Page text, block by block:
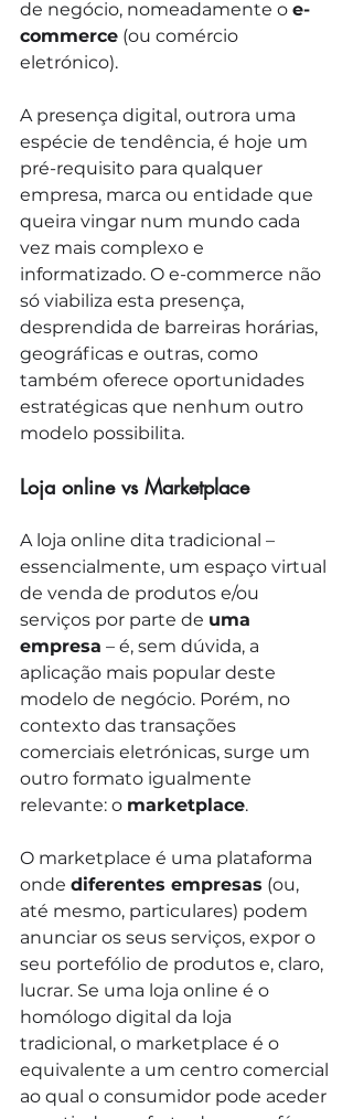
de negócio, nomeadamente o e-
commerce (ou comércio
eletrónico).
A presença digital, outrora uma
espécie de tendência, é hoje um
pré-requisito para qualquer
empresa, marca ou entidade que
queira vingar num mundo cada
vez mais complexo e
informatizado. O e-commerce não
só viabiliza esta presença,
desprendida de barreiras horárias,
geográficas e outras, como
também oferece oportunidades
estratégicas que nenhum outro
modelo possibilita.
Loja online vs Marketplace
A loja online dita tradicional –
essencialmente, um espaço virtual
de venda de produtos e/ou
serviços por parte de uma
empresa – é, sem dúvida, a
aplicação mais popular deste
modelo de negócio. Porém, no
contexto das transações
comerciais eletrónicas, surge um
outro formato igualmente
relevante: o marketplace.
O marketplace é uma plataforma
onde diferentes empresas (ou,
até mesmo, particulares) podem
anunciar os seus serviços, expor o
seu portefólio de produtos e, claro,
lucrar. Se uma loja online é o
homólogo digital da loja
tradicional, o marketplace é o
equivalente a um centro comercial
ao qual o consumidor pode aceder